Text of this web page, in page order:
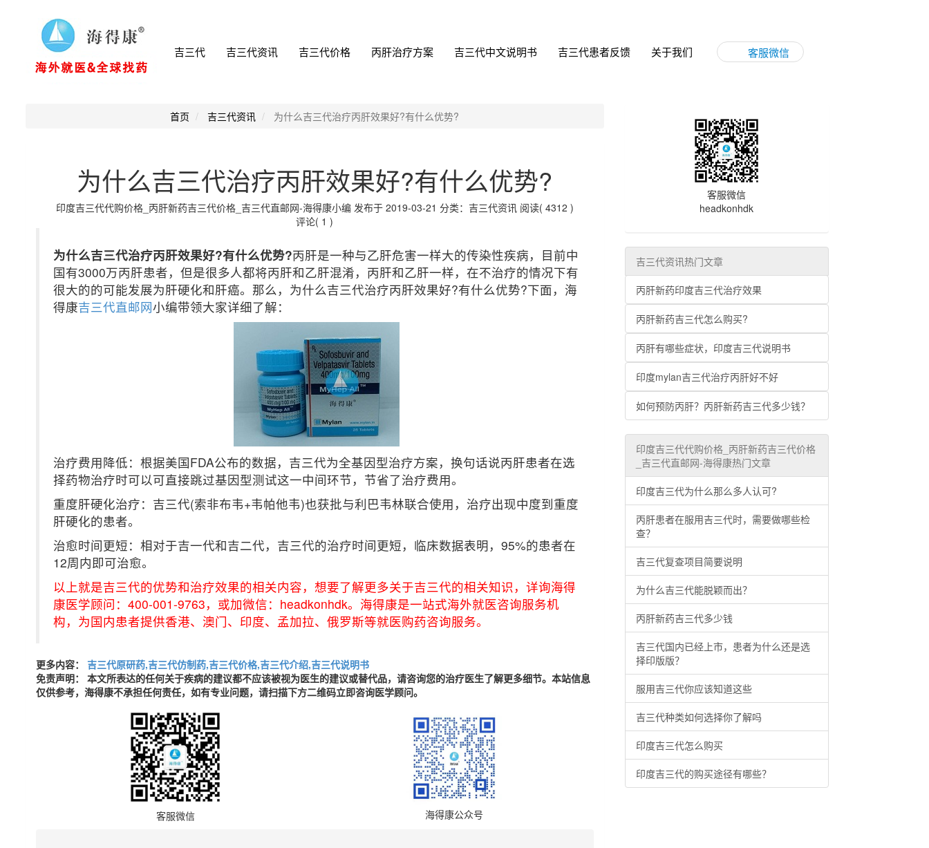
吉三代 吉三代资讯 吉三代价格 丙肝治疗方案 吉三代中文说明书 吉三代患者反馈 关于我们 客服微信
首页 吉三代资讯 为什么吉三代治疗丙肝效果好?有什么优势?
为什么吉三代治疗丙肝效果好?有什么优势?
印度吉三代代购价格_丙肝新药吉三代价格_吉三代直邮网-海得康小编 发布于 2019-03-21 分类：吉三代资讯 阅读( 4312 )
评论( 1 )
为什么吉三代治疗丙肝效果好?有什么优势?丙肝是一种与乙肝危害一样大的传染性疾病，目前中
国有3000万丙肝患者，但是很多人都将丙肝和乙肝混淆，丙肝和乙肝一样，在不治疗的情况下有
很大的的可能发展为肝硬化和肝癌。那么，为什么吉三代治疗丙肝效果好?有什么优势?下面，海
得康吉三代直邮网小编带领大家详细了解：
治疗费用降低：根据美国FDA公布的数据，吉三代为全基因型治疗方案，换句话说丙肝患者在选
择药物治疗时可以可直接跳过基因型测试这一中间环节，节省了治疗费用。
重度肝硬化治疗：吉三代(索非布韦+韦帕他韦)也获批与利巴韦林联合使用，治疗出现中度到重度
肝硬化的患者。
治愈时间更短：相对于吉一代和吉二代，吉三代的治疗时间更短，临床数据表明，95%的患者在
12周内即可治愈。
以上就是吉三代的优势和治疗效果的相关内容，想要了解更多关于吉三代的相关知识，详询海得
康医学顾问：400-001-9763，或加微信：headkonhdk。海得康是一站式海外就医咨询服务机
构，为国内患者提供香港、澳门、印度、孟加拉、俄罗斯等就医购药咨询服务。
更多内容：
吉三代原研药,吉三代仿制药,吉三代价格,吉三代介绍,吉三代说明书
免责声明： 本文所表达的任何关于疾病的建议都不应该被视为医生的建议或替代品，请咨询您的治疗医生了解更多细节。本站信息
仅供参考，海得康不承担任何责任，如有专业问题，请扫描下方二维码立即咨询医学顾问。
客服微信 海得康公众号
客服微信
headkonhdk
吉三代资讯热门文章
丙肝新药印度吉三代治疗效果
丙肝新药吉三代怎么购买?
丙肝有哪些症状，印度吉三代说明书
印度mylan吉三代治疗丙肝好不好
如何预防丙肝？丙肝新药吉三代多少钱？
印度吉三代代购价格_丙肝新药吉三代价格
_吉三代直邮网-海得康热门文章
印度吉三代为什么那么多人认可?
丙肝患者在服用吉三代时，需要做哪些检
查？
吉三代复查项目简要说明
为什么吉三代能脱颖而出？
丙肝新药吉三代多少钱
吉三代国内已经上市，患者为什么还是选
择印版版？
服用吉三代你应该知道这些
吉三代种类如何选择你了解吗
印度吉三代怎么购买
印度吉三代的购买途径有哪些？